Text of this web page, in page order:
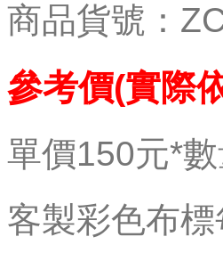
商品貨號：
參考價(實際
單價150元*
客製彩色布